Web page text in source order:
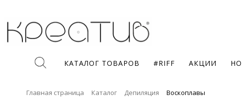
КАТАЛОГ ТОВАРОВ #RIFF АКЦИИ
Главная страница Каталог Депиляция Воскоплавы